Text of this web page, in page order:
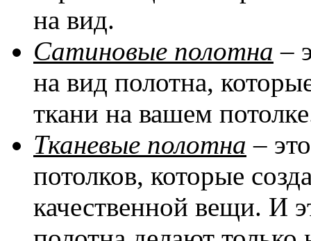
на вид.
Сатиновые полотна –
на вид полотна,
ткани на вашем
Тканевые полотна –
потолков, которые
качественной вещи. И